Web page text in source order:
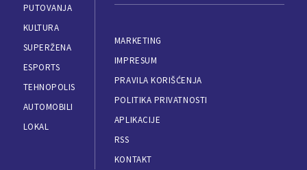
PUTOVANJA
KULTURA
SUPERŽENA
ESPORTS
TEHNOPOLIS
AUTOMOBILI
LOKAL
MARKETING
IMPRESUM
PRAVILA KORIŠĆENJA
POLITIKA PRIVATNOSTI
APLIKACIJE
RSS
KONTAKT